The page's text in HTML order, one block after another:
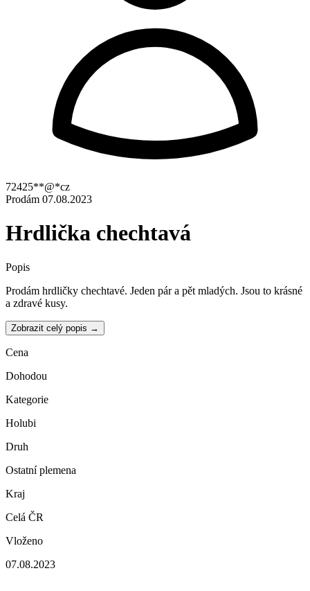
72425**@*cz
Prodám 07.08.2023
Hrdlička chechtavá
Popis
Prodám hrdličky chechtavé. Jeden pár a pět mladých. Jsou to krásné
a zdravé kusy.
Zobrazit celý popis →
Cena
Dohodou
Kategorie
Holubi
Druh
Ostatní plemena
Kraj
Celá ČR
Vloženo
07.08.2023